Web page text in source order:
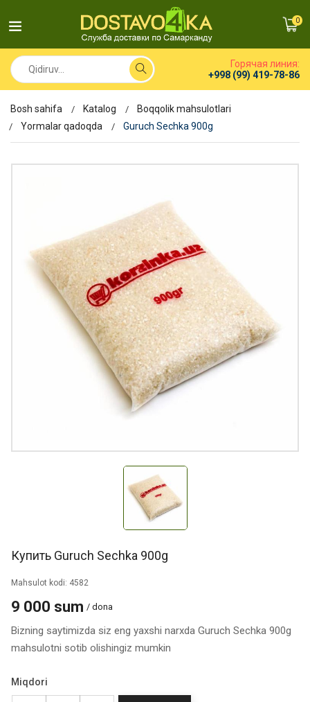
0
Горячая линия:
+998 (99) 419-78-86
Bosh sahifa Katalog
Boqqolik mahsulotlari
Yormalar qadoqda
Guruch Sechka 900g
Купить Guruch Sechka 900g
Mahsulot kodi: 4582
9 000 sum / dona
Bizning saytimizda siz eng yaxshi narxda Guruch Sechka 900g
mahsulotni sotib olishingiz mumkin
Miqdori